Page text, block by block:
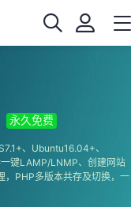
永久免费
、Ubuntu16.04+、
键LAMP/LNMP、创建网站
，PHP多版本共存及切换，一